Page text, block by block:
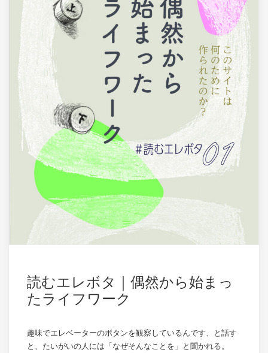
読むエレボタ｜偶然から始まっ
たライフワーク
趣味でエレベーターのボタンを観察しているんです、と話す
と、たいがいの人には「なぜそんなことを」と聞かれる。